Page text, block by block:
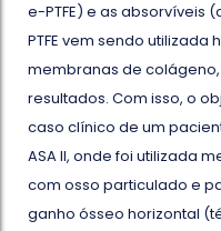
e-PTFE) e as absorvíveis
PTFE vem sendo
membranas de
resultados. Com isso, o
caso clínico de um
ASA II, onde foi utilizada
com osso particulado e
ganho ósseo horizontal